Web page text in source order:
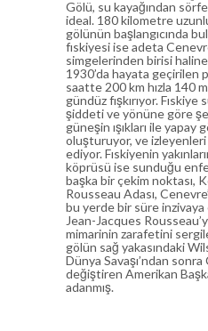
Gölü, su kayağından
ideal. 180 kilometre
gölünün başlangıcında
fıskiyesi ise adeta
simgelerinden birisi
1930’da hayata geçirilen
saatte 200 km hızla 140
gündüz fışkırıyor.
şiddeti ve yönüne göre
güneşin ışıkları ile yapay
oluşturuyor, ve
ediyor. Fıskiyenin
köprüsü ise sunduğu
başka bir çekim noktası,
Rousseau Adası,
bu yerde bir süre
Jean-Jacques
mimarinin zarafetini
gölün sağ yakasındaki
Dünya Savaşı’ndan
değiştiren Amerikan
adanmış.